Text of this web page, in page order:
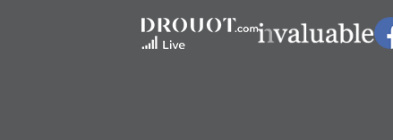
Vers le site Drouot Vers le site Invaluable Vers notre groupe Facebook